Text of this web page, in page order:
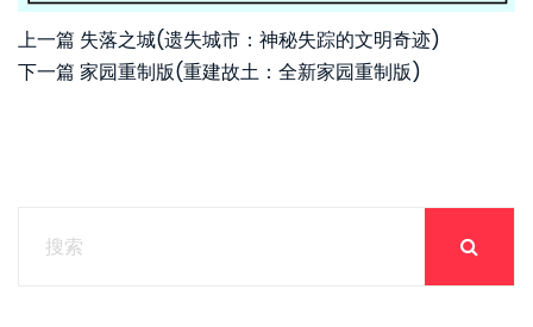
上一篇 失落之城(遗失城市：神秘失踪的文明奇迹)
下一篇 家园重制版(重建故土：全新家园重制版)